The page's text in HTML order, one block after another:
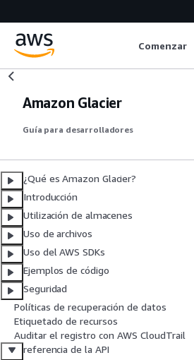
Comenzar
Amazon Glacier
Guía para desarrolladores
¿Qué es Amazon Glacier?
Introducción
Utilización de almacenes
Uso de archivos
Uso del AWS SDKs
Ejemplos de código
Seguridad
Políticas de recuperación de datos
Etiquetado de recursos
Auditar el registro con AWS CloudTrail
referencia de la API